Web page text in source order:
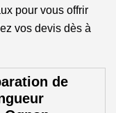
pour vous offrir
vos devis dès à
de